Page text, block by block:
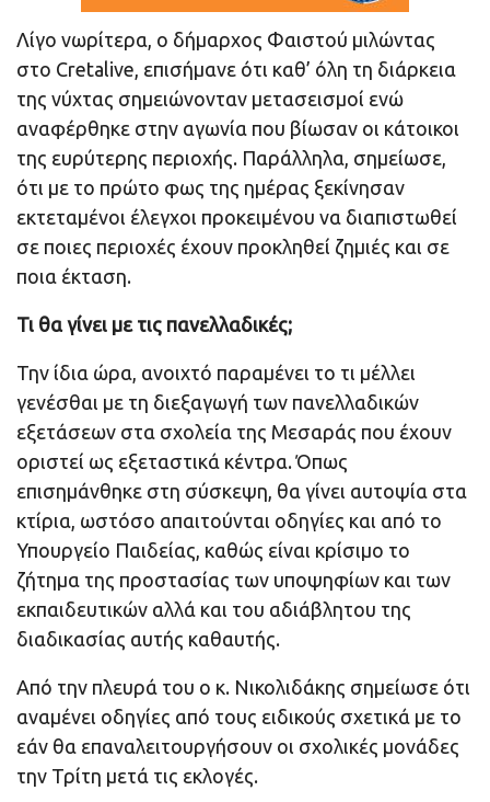
Λίγο νωρίτερα, ο δήμαρχος Φαιστού μιλώντας
στο Cretalive, επισήμανε ότι καθ’ όλη τη διάρκεια
της νύχτας σημειώνονταν μετασεισμοί ενώ
αναφέρθηκε στην αγωνία που βίωσαν οι κάτοικοι
της ευρύτερης περιοχής. Παράλληλα, σημείωσε,
ότι με το πρώτο φως της ημέρας ξεκίνησαν
εκτεταμένοι έλεγχοι προκειμένου να διαπιστωθεί
σε ποιες περιοχές έχουν προκληθεί ζημιές και σε
ποια έκταση.
Τι θα γίνει με τις πανελλαδικές;
Την ίδια ώρα, ανοιχτό παραμένει το τι μέλλει
γενέσθαι με τη διεξαγωγή των πανελλαδικών
εξετάσεων στα σχολεία της Μεσαράς που έχουν
οριστεί ως εξεταστικά κέντρα. Όπως
επισημάνθηκε στη σύσκεψη, θα γίνει αυτοψία στα
κτίρια, ωστόσο απαιτούνται οδηγίες και από το
Υπουργείο Παιδείας, καθώς είναι κρίσιμο το
ζήτημα της προστασίας των υποψηφίων και των
εκπαιδευτικών αλλά και του αδιάβλητου της
διαδικασίας αυτής καθαυτής.
Από την πλευρά του ο κ. Νικολιδάκης σημείωσε ότι
αναμένει οδηγίες από τους ειδικούς σχετικά με το
εάν θα επαναλειτουργήσουν οι σχολικές μονάδες
την Τρίτη μετά τις εκλογές.